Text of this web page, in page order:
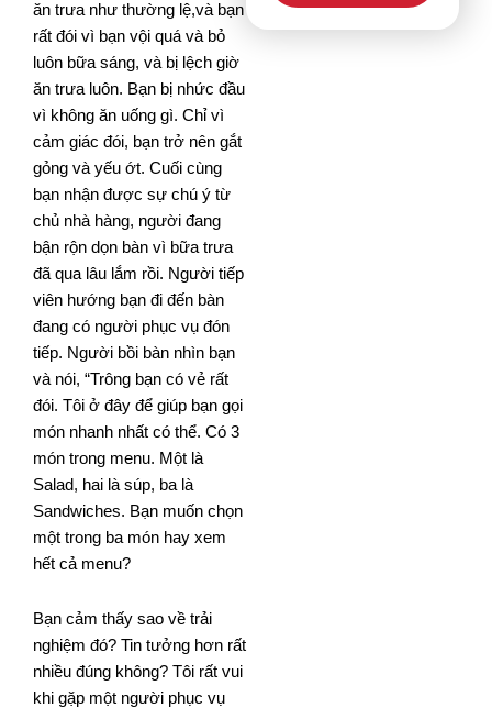
ăn trưa như thường lệ,và bạn
rất đói vì bạn vội quá và bỏ
luôn bữa sáng, và bị lệch giờ
ăn trưa luôn. Bạn bị nhức đầu
vì không ăn uống gì. Chỉ vì
cảm giác đói, bạn trở nên gắt
gỏng và yếu ớt. Cuối cùng
bạn nhận được sự chú ý từ
chủ nhà hàng, người đang
bận rộn dọn bàn vì bữa trưa
đã qua lâu lắm rồi. Người tiếp
viên hướng bạn đi đến bàn
đang có người phục vụ đón
tiếp. Người bồi bàn nhìn bạn
và nói, “Trông bạn có vẻ rất
đói. Tôi ở đây để giúp bạn gọi
món nhanh nhất có thể. Có 3
món trong menu. Một là
Salad, hai là súp, ba là
Sandwiches. Bạn muốn chọn
một trong ba món hay xem
hết cả menu?
Bạn cảm thấy sao về trải
nghiệm đó? Tin tưởng hơn rất
nhiều đúng không? Tôi rất vui
khi gặp một người phục vụ